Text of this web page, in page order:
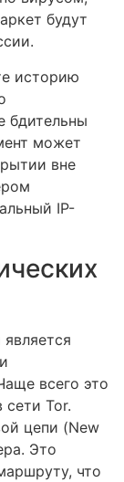
будут
историю
бдительны
может
вне
IP-
всего это
сети Tor.
цепи (New
Это
что